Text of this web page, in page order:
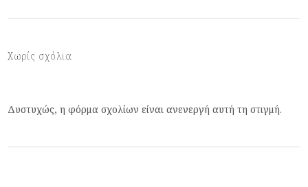
Χωρίς σχόλια
Δυστυχώς, η φόρμα σχολίων είναι ανενεργή αυτή τη στιγμή.